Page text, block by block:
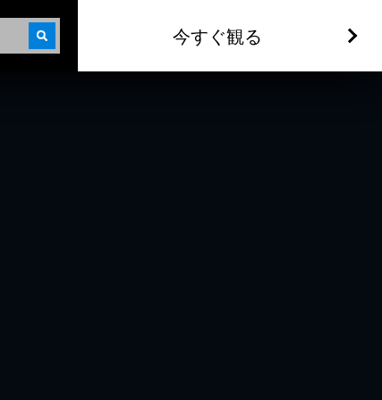
今すぐ観る